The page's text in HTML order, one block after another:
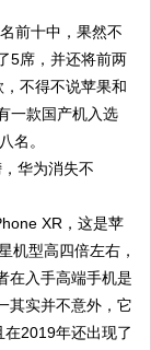
前十中，果然不
5席，并还将前两
不得不说苹果和
一款国产机入选
名。
XR，这是苹
机型高四倍左右，
在入手高端手机是
其实并不意外，它
2019年还出现了